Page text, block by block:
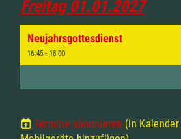
Freitag 01.01.2027
Neujahrsgottesdienst
16:45 - 18:00
Termine abonnieren (in